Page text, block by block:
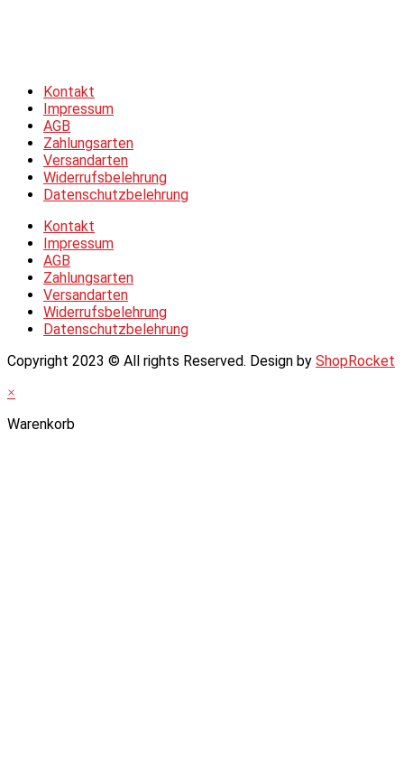
Kontakt
Impressum
AGB
Zahlungsarten
Versandarten
Widerrufsbelehrung
Datenschutzbelehrung
Kontakt
Impressum
AGB
Zahlungsarten
Versandarten
Widerrufsbelehrung
Datenschutzbelehrung
Copyright 2023 © All rights Reserved. Design by ShopRocket
×
Warenkorb